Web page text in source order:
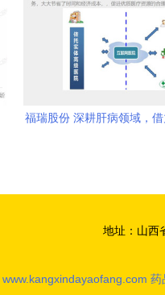
福瑞股份 深耕肝病领域，
地址：山西
www.kangxindayaofang.com 药